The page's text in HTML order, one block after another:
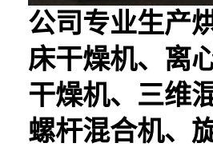
公司专业生产
床干燥机、离
干燥机、三维
螺杆混合机、